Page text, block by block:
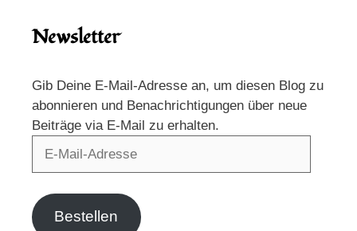
Newsletter
Gib Deine E-Mail-Adresse an, um diesen Blog zu
abonnieren und Benachrichtigungen über neue
Beiträge via E-Mail zu erhalten.
Bestellen